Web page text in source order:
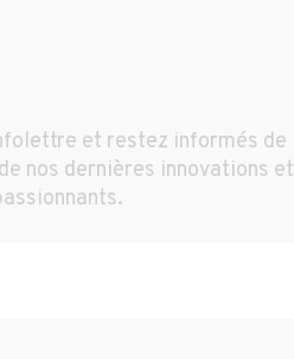
et restez informés de
nos dernières innovations et